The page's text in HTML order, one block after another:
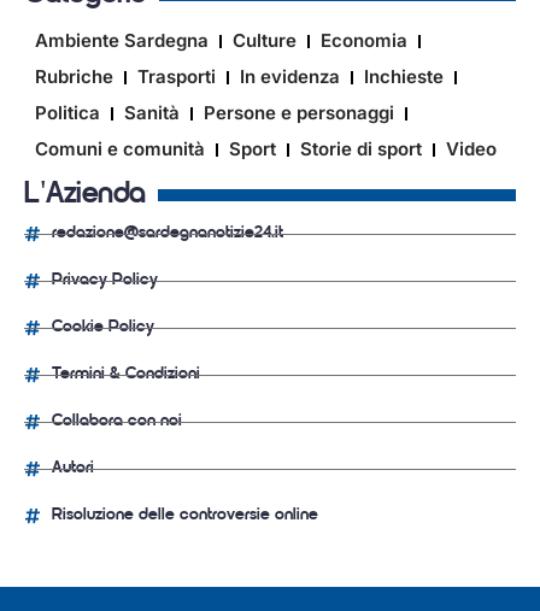
Ambiente Sardegna Culture
Economia
Rubriche
Trasporti In evidenza
Inchieste
Politica
Sanità
Persone e personaggi
Comuni e comunità
Sport Storie di sport Video
L'Azienda
redazione@sardegnanotizie24.it
Privacy Policy
Cookie Policy
Termini & Condizioni
Collabora con noi
Autori
Risoluzione delle controversie online